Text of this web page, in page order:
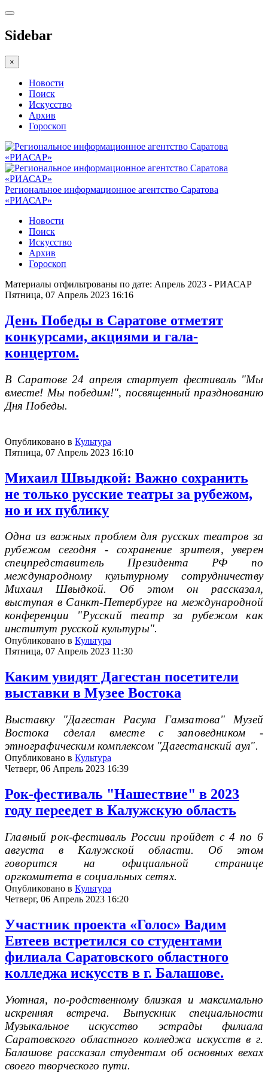
Sidebar
×
Новости
Поиск
Искусство
Архив
Гороскоп
Региональное информационное агентство Саратова
«РИАСАР»
Новости
Поиск
Искусство
Архив
Гороскоп
Материалы отфильтрованы по дате: Апрель 2023 - РИАСАР
Пятница, 07 Апрель 2023 16:16
День Победы в Саратове отметят
конкурсами, акциями и гала-
концертом.
В Саратове 24 апреля стартует фестиваль "Мы
вместе! Мы победим!", посвященный празднованию
Дня Победы.
Опубликовано в Культура
Пятница, 07 Апрель 2023 16:10
Михаил Швыдкой: Важно сохранить
не только русские театры за рубежом,
но и их публику
Одна из важных проблем для русских театров за
рубежом сегодня - сохранение зрителя, уверен
спецпредставитель Президента РФ по
международному культурному сотрудничеству
Михаил Швыдкой. Об этом он рассказал,
выступая в Санкт-Петербурге на международной
конференции "Русский театр за рубежом как
институт русской культуры".
Опубликовано в Культура
Пятница, 07 Апрель 2023 11:30
Каким увидят Дагестан посетители
выставки в Музее Востока
Выставку "Дагестан Расула Гамзатова" Музей
Востока сделал вместе с заповедником -
этнографическим комплексом "Дагестанский аул".
Опубликовано в Культура
Четверг, 06 Апрель 2023 16:39
Рок-фестиваль "Нашествие" в 2023
году переедет в Калужскую область
Главный рок-фестиваль России пройдет с 4 по 6
августа в Калужской области. Об этом
говорится на официальной странице
оргкомитета в социальных сетях.
Опубликовано в Культура
Четверг, 06 Апрель 2023 16:20
Участник проекта «Голос» Вадим
Евтеев встретился со студентами
филиала Саратовского областного
колледжа искусств в г. Балашове.
Уютная, по-родственному близкая и максимально
искренняя встреча. Выпускник специальности
Музыкальное искусство эстрады филиала
Саратовского областного колледжа искусств в г.
Балашове рассказал студентам об основных вехах
своего творческого пути.